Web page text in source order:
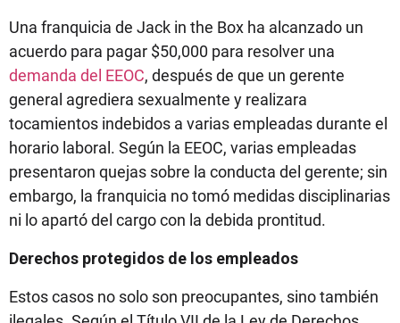
Una franquicia de Jack in the Box ha alcanzado un
acuerdo para pagar $50,000 para resolver una
demanda del EEOC, después de que un gerente
general agrediera sexualmente y realizara
tocamientos indebidos a varias empleadas durante el
horario laboral. Según la EEOC, varias empleadas
presentaron quejas sobre la conducta del gerente; sin
embargo, la franquicia no tomó medidas disciplinarias
ni lo apartó del cargo con la debida prontitud.
Derechos protegidos de los empleados
Estos casos no solo son preocupantes, sino también